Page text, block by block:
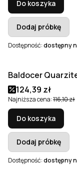
Do koszyka
Dodaj próbkę
Dostępność:dostępny
Okazja
Baldocer
Cena promocyjna
124,39 zł
Najniższa cena:116,10 zł
Do koszyka
Dodaj próbkę
Dostępność:dostępny